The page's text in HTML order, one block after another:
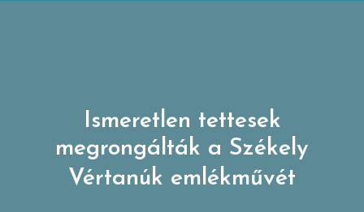
Ismeretlen tettesek
megrongálták a Székely
Vértanúk emlékművét